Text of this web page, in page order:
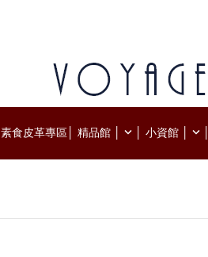
素食皮革專區│ 精品館 │ │ 小資館 │